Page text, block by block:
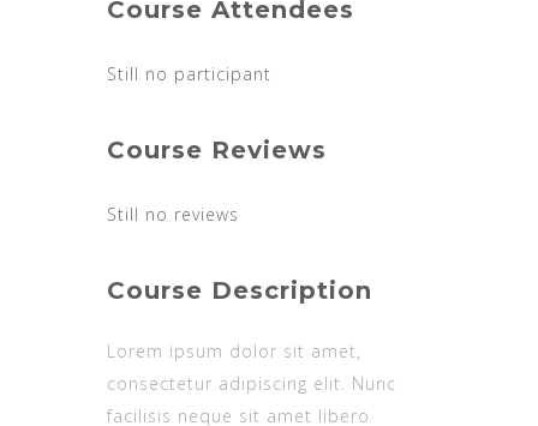
Course Attendees
Still no participant
Course Reviews
Still no reviews
Course Description
Lorem ipsum dolor sit amet,
consectetur adipiscing elit. Nunc
facilisis neque sit amet libero